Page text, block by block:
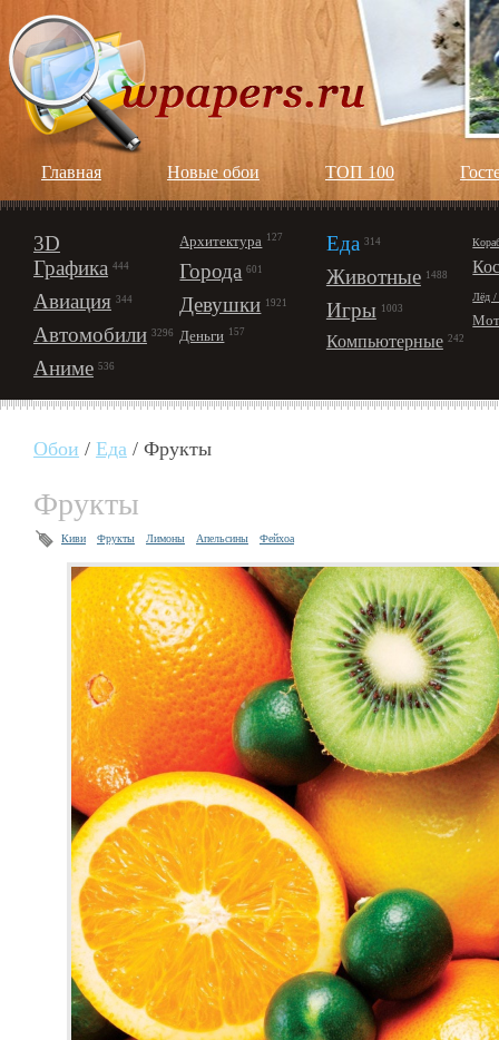
Главная Новые обои ТОП 100
3D
Графика 444
Авиация 344
Автомобили 3296
Аниме 536
Архитектура 127
Города 601
Девушки 1921
Деньги 157
Еда 314
Животные 1488
Игры 1003
Компьютерные 242
Лёд
Обои / Еда / Фрукты
Фрукты
Киви Фрукты Лимоны Апельсины Фейхоа